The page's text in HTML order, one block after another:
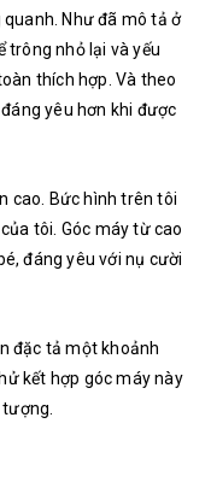
Như đã mô tả ở
trông nhỏ lại và yếu
thích hợp. Và theo
yêu hơn khi được
cao. Bức hình trên tôi
tôi. Góc máy từ cao
đáng yêu với nụ cười
đặc tả một khoảnh
kết hợp góc máy này